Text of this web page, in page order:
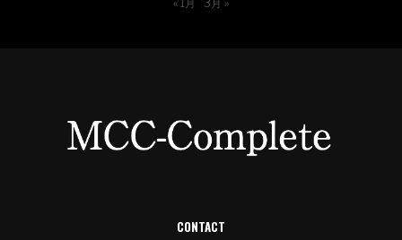
« 1月
3月 »
CONTACT